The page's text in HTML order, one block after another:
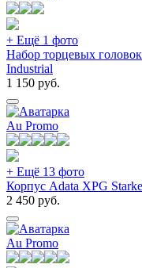
+ Ещё 1 фото
Набор торцевых
Industrial
1 150 руб.
Au Promo
+ Ещё 13 фото
Корпус Adata XPG
2 450 руб.
Au Promo